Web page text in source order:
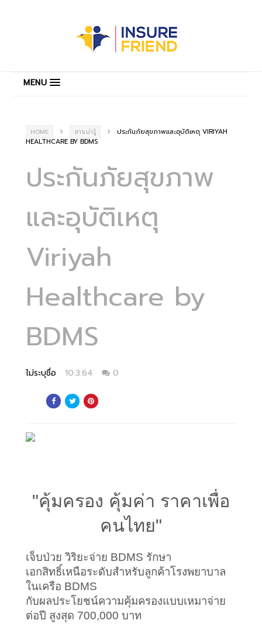
MENU
HOME สาระน่ารู้
ประกันภัยสุขภาพและอุบัติเหตุ VIRIYAH
HEALTHCARE BY BDMS
ประกันภัยสุขภาพ
และอุบัติเหตุ
Viriyah
Healthcare by
BDMS
ไม่ระบุชื่อ 10.3.64 0
"คุ้มครอง คุ้มค่า ราคาเพื่อ
คนไทย"
เจ็บป่วย วิริยะจ่าย BDMS รักษา
เอกสิทธิ์เหนือระดับสำหรับลูกค้าโรงพยาบาล
ในเครือ BDMS
กับผลประโยชน์ความคุ้มครองแบบเหมาจ่าย
ต่อปี สูงสุด 700,000 บาท